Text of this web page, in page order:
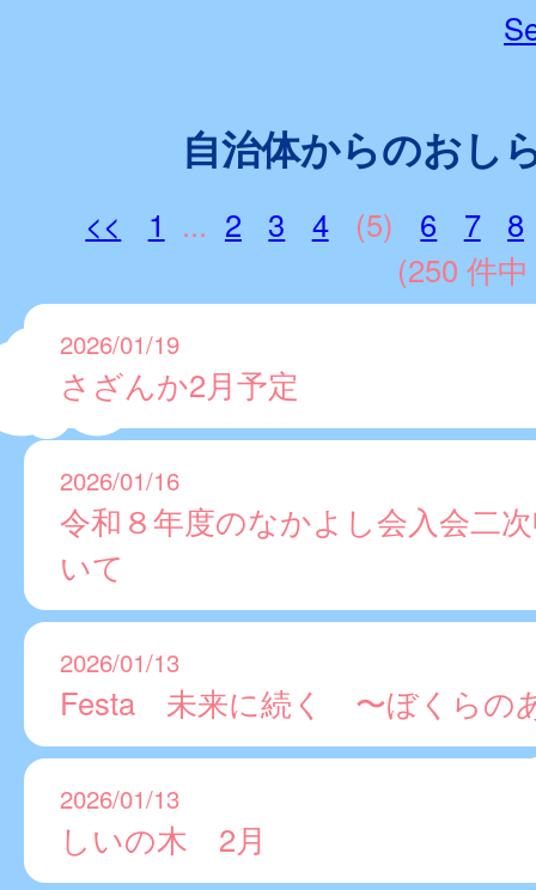
自治体からのおし
<< 1 ... 2 3 4 (5) 6 7
8
(250 件
2026/01/19
さざんか2月予定
2026/01/16
令和８年度のなかよし会入会二
いて
2026/01/13
Festa 未来に続く 〜ぼくらの
2026/01/13
しいの木 2月